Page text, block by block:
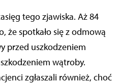
tego zjawiska. Aż 84
że spotkało się z odmową
przed uszkodzeniem
wątroby.
zgłaszali również, choć